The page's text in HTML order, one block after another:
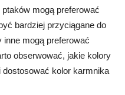
mogą preferować
bardziej przyciągane do
mogą preferować
obserwować, jakie kolory
dostosować kolor karmnika